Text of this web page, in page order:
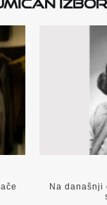
Na današnji